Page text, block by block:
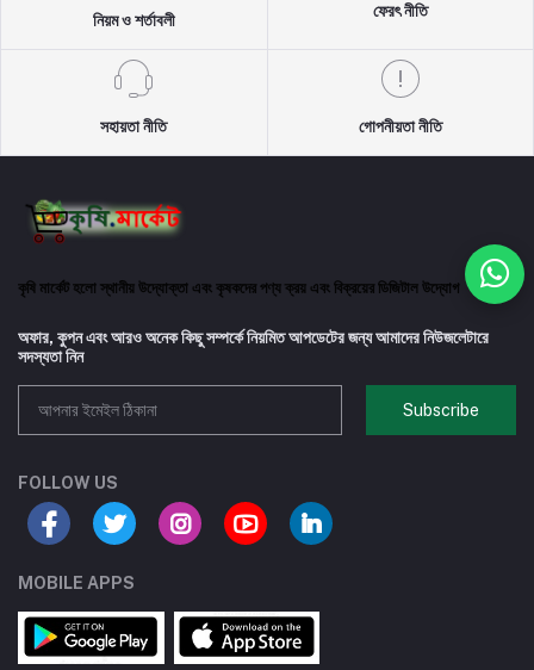
নিয়ম ও শর্তাবলী
ফেরৎ নীতি
সহায়তা নীতি গোপনীয়তা নীতি
কৃষি মার্কেট হলো স্থানীয় উদ্যোক্তা এবং কৃষকদের পণ্য ক্রয় এবং বিক্রয়ের ডিজিটাল উদ্যোগ
অফার, কুপন এবং আরও অনেক কিছু সম্পর্কে নিয়মিত আপডেটের জন্য আমাদের নিউজলেটারে
সদস্যতা নিন
Subscribe
FOLLOW US
MOBILE APPS